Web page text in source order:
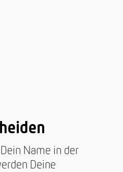
Name in der
Deine